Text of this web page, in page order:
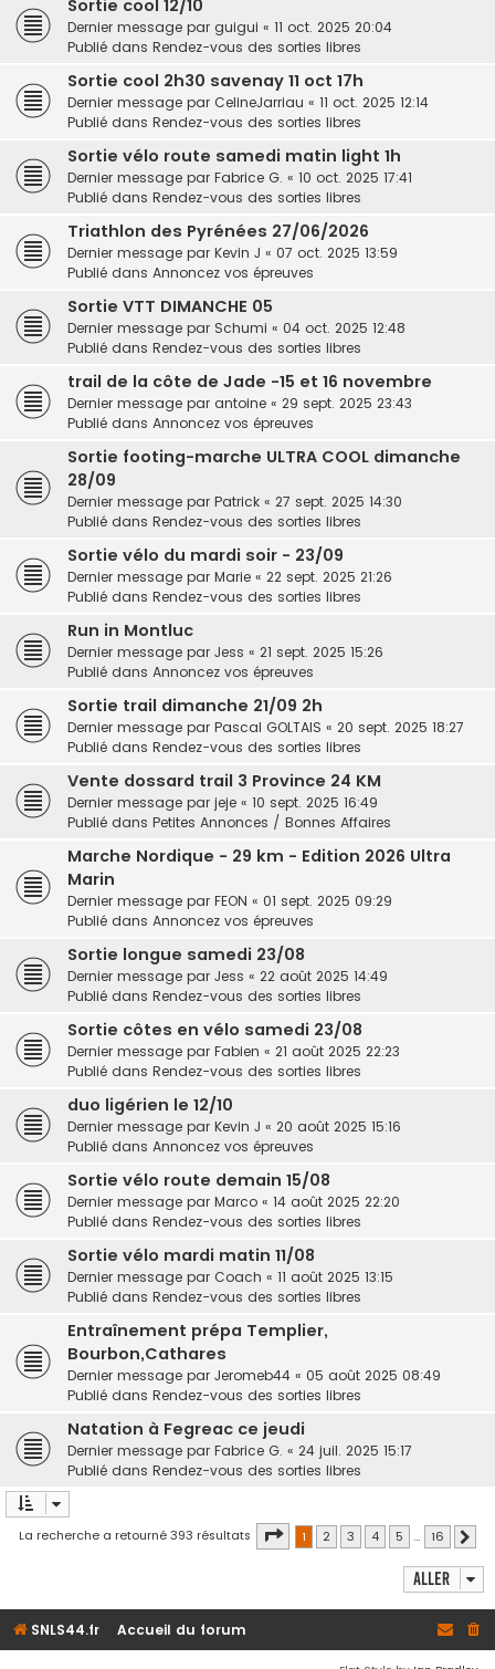
Sortie cool 12/10
Dernier message par guigui « 11 oct. 2025 20:04
Publié dans Rendez-vous des sorties libres
Sortie cool 2h30 savenay 11 oct 17h
Dernier message par CelineJarriau « 11 oct. 2025 12:14
Publié dans Rendez-vous des sorties libres
Sortie vélo route samedi matin light 1h
Dernier message par Fabrice G. « 10 oct. 2025 17:41
Publié dans Rendez-vous des sorties libres
Triathlon des Pyrénées 27/06/2026
Dernier message par Kevin J « 07 oct. 2025 13:59
Publié dans Annoncez vos épreuves
Sortie VTT DIMANCHE 05
Dernier message par Schumi « 04 oct. 2025 12:48
Publié dans Rendez-vous des sorties libres
trail de la côte de Jade -15 et 16 novembre
Dernier message par antoine « 29 sept. 2025 23:43
Publié dans Annoncez vos épreuves
Sortie footing-marche ULTRA COOL dimanche
28/09
Dernier message par Patrick « 27 sept. 2025 14:30
Publié dans Rendez-vous des sorties libres
Sortie vélo du mardi soir - 23/09
Dernier message par Marie « 22 sept. 2025 21:26
Publié dans Rendez-vous des sorties libres
Run in Montluc
Dernier message par Jess « 21 sept. 2025 15:26
Publié dans Annoncez vos épreuves
Sortie trail dimanche 21/09 2h
Dernier message par Pascal GOLTAIS « 20 sept. 2025 18:27
Publié dans Rendez-vous des sorties libres
Vente dossard trail 3 Province 24 KM
Dernier message par jeje « 10 sept. 2025 16:49
Publié dans Petites Annonces / Bonnes Affaires
Marche Nordique - 29 km - Edition 2026 Ultra
Marin
Dernier message par FEON « 01 sept. 2025 09:29
Publié dans Annoncez vos épreuves
Sortie longue samedi 23/08
Dernier message par Jess « 22 août 2025 14:49
Publié dans Rendez-vous des sorties libres
Sortie côtes en vélo samedi 23/08
Dernier message par Fabien « 21 août 2025 22:23
Publié dans Rendez-vous des sorties libres
duo ligérien le 12/10
Dernier message par Kevin J « 20 août 2025 15:16
Publié dans Annoncez vos épreuves
Sortie vélo route demain 15/08
Dernier message par Marco « 14 août 2025 22:20
Publié dans Rendez-vous des sorties libres
Sortie vélo mardi matin 11/08
Dernier message par Coach « 11 août 2025 13:15
Publié dans Rendez-vous des sorties libres
Entraînement prépa Templier,
Bourbon,Cathares
Dernier message par Jeromeb44 « 05 août 2025 08:49
Publié dans Rendez-vous des sorties libres
Natation à Fegreac ce jeudi
Dernier message par Fabrice G. « 24 juil. 2025 15:17
Publié dans Rendez-vous des sorties libres
La recherche a retourné 393 résultats Page 1sur16
1 2 3 4 5 … 16
Aller
SNLS44.fr Accueil du forum